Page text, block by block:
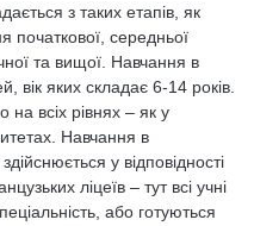
з таких етапів, як
початкової, середньої
та вищої. Навчання в
вік яких складає 6-14 років.
всіх рівнях – як у
Навчання в
у відповідності
ліцеїв – тут всі учні
або готуються